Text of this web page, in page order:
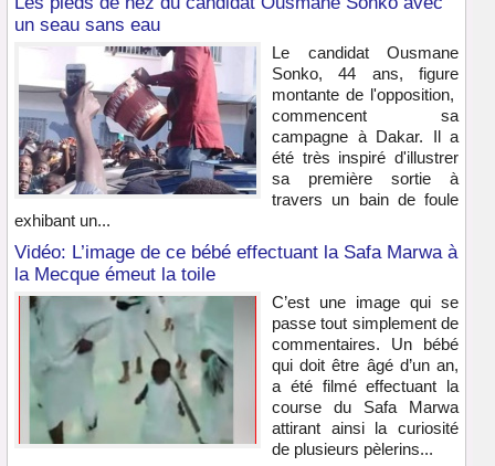
un seau sans eau
Le candidat Ousmane
Sonko, 44 ans, figure
montante de l'opposition,
commencent sa
campagne à Dakar. Il a
été très inspiré d'illustrer
sa première sortie à
travers un bain de foule
exhibant un...
Vidéo: L’image de ce bébé effectuant la Safa Marwa à
la Mecque émeut la toile
C’est une image qui se
passe tout simplement de
commentaires. Un bébé
qui doit être âgé d’un an,
a été filmé effectuant la
course du Safa Marwa
attirant ainsi la curiosité
de plusieurs pèlerins...